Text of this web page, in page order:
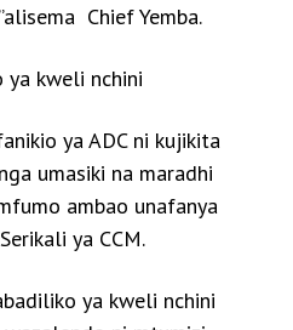
Chief Yemba.
ya kweli nchini
ya ADC ni kujikita
umasiki na maradhi
ambao unafanya
ya CCM.
ya kweli nchini